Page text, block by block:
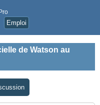
Emploi
de Watson au